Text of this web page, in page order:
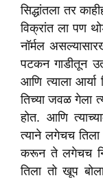
सिद्धांतला तर
विक्रांत ला पण
नॉर्मल
पटकन गाडीतून
आणि त्याला आर्या
तिच्या जवळ गेला
होत. आणि
त्याने लगेचच तिला
करून ते लगेचच
तिला तो खूप